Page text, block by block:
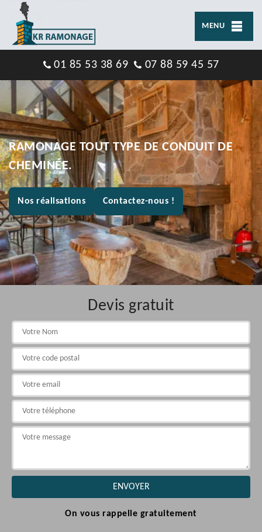
MENU
01 85 53 38 69 07 88 59 45 57
RAMONAGE TOUT TYPE DE CONDUIT DE
CHEMINÉE.
Nos réalisations Contactez-nous !
Devis gratuit
On vous rappelle gratuitement